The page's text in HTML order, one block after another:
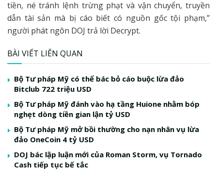
tiền, né tránh lệnh trừng phạt và vận chuyển, truyền
dẫn tài sản mà bị cáo biết có nguồn gốc tội phạm,”
người phát ngôn DOJ trả lời Decrypt.
BÀI VIẾT LIÊN QUAN
Bộ Tư pháp Mỹ có thể bác bỏ cáo buộc lừa đảo
Bitclub 722 triệu USD
Bộ Tư pháp Mỹ đánh vào hạ tầng Huione nhằm bóp
nghẹt dòng tiền gian lận tỷ USD
Bộ Tư pháp Mỹ mở bồi thường cho nạn nhân vụ lừa
đảo OneCoin 4 tỷ USD
DOJ bác lập luận mới của Roman Storm, vụ Tornado
Cash tiếp tục bế tắc